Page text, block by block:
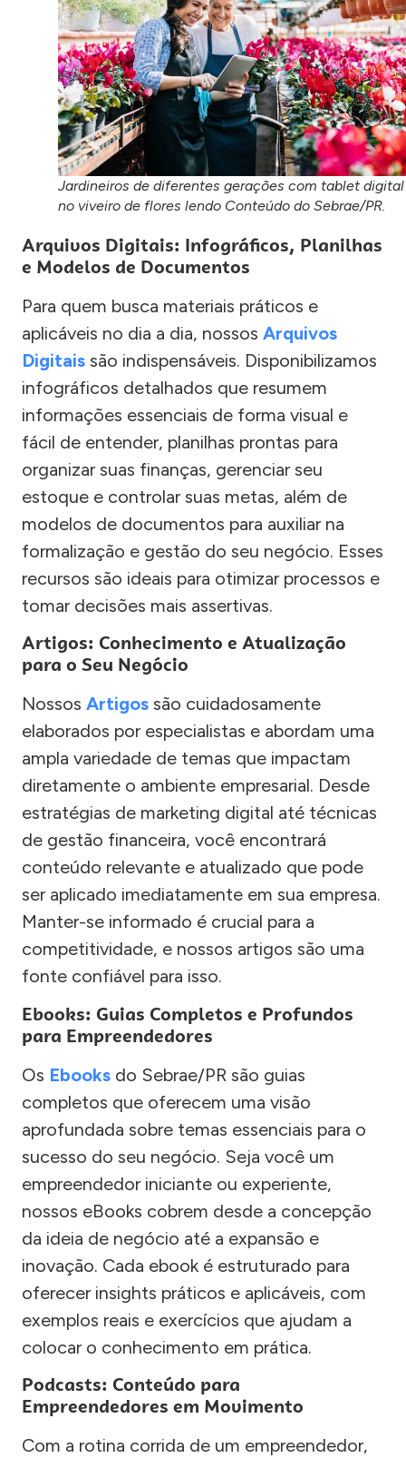
Jardineiros de diferentes gerações com tablet digital
no viveiro de flores lendo Conteúdo do Sebrae/PR.
Arquivos Digitais: Infográficos, Planilhas
e Modelos de Documentos
Para quem busca materiais práticos e
aplicáveis no dia a dia, nossos Arquivos
Digitais são indispensáveis. Disponibilizamos
infográficos detalhados que resumem
informações essenciais de forma visual e
fácil de entender, planilhas prontas para
organizar suas finanças, gerenciar seu
estoque e controlar suas metas, além de
modelos de documentos para auxiliar na
formalização e gestão do seu negócio. Esses
recursos são ideais para otimizar processos e
tomar decisões mais assertivas.
Artigos: Conhecimento e Atualização
para o Seu Negócio
Nossos Artigos são cuidadosamente
elaborados por especialistas e abordam uma
ampla variedade de temas que impactam
diretamente o ambiente empresarial. Desde
estratégias de marketing digital até técnicas
de gestão financeira, você encontrará
conteúdo relevante e atualizado que pode
ser aplicado imediatamente em sua empresa.
Manter-se informado é crucial para a
competitividade, e nossos artigos são uma
fonte confiável para isso.
Ebooks: Guias Completos e Profundos
para Empreendedores
Os Ebooks do Sebrae/PR são guias
completos que oferecem uma visão
aprofundada sobre temas essenciais para o
sucesso do seu negócio. Seja você um
empreendedor iniciante ou experiente,
nossos eBooks cobrem desde a concepção
da ideia de negócio até a expansão e
inovação. Cada ebook é estruturado para
oferecer insights práticos e aplicáveis, com
exemplos reais e exercícios que ajudam a
colocar o conhecimento em prática.
Podcasts: Conteúdo para
Empreendedores em Movimento
Com a rotina corrida de um empreendedor,